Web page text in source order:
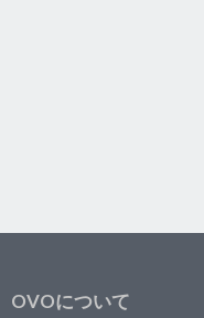
OVOについて